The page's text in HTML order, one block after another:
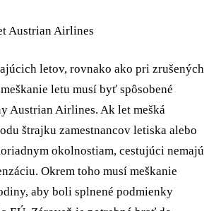
Austrian Airlines
letov, rovnako ako pri zrušených
letu musí byť spôsobené
Austrian Airlines. Ak let mešká
štrajku zamestnancov letiska alebo
okolnostiam, cestujúci nemajú
Okrem toho musí meškanie
aby boli splnené podmienky